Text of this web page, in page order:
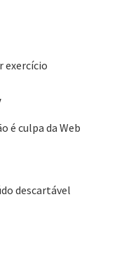
exercício
é culpa da Web
descartável